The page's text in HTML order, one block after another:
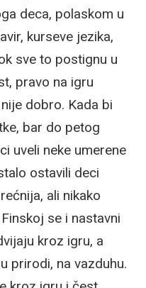
deca, polaskom u
kurseve jezika,
sve to postignu u
pravo na igru
dobro. Kada bi
bar do petog
uveli neke umerene
ostavili deci
ali nikako
se i nastavni
kroz igru, a
prirodi, na vazduhu.